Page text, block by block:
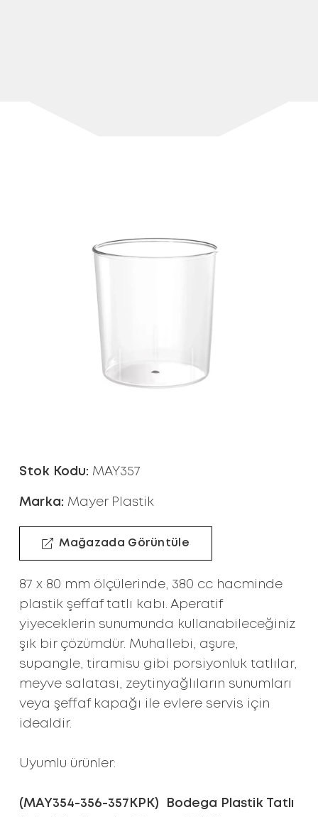
Stok Kodu: MAY357
Marka: Mayer Plastik
Mağazada Görüntüle
87 x 80 mm ölçülerinde, 380 cc hacminde
plastik şeffaf tatlı kabı. Aperatif
yiyeceklerin sunumunda kullanabileceğiniz
şık bir çözümdür. Muhallebi, aşure,
supangle, tiramisu gibi porsiyonluk tatlılar,
meyve salatası, zeytinyağlıların sunumları
veya şeffaf kapağı ile evlere servis için
idealdir.
Uyumlu ürünler:
(MAY354-356-357KPK) Bodega Plastik Tatlı